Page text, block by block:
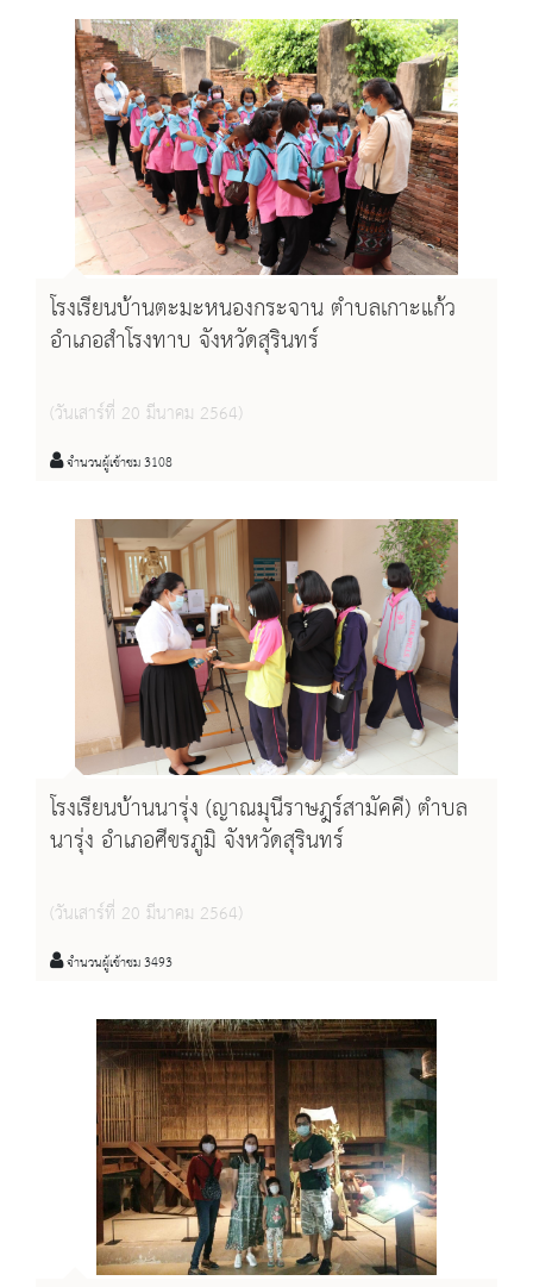
โรงเรียนบ้านตะมะหนองกระจาน ตำบลเกาะแก้ว
อำเภอสำโรงทาบ จังหวัดสุรินทร์
(วันเสาร์ที่ 20 มีนาคม 2564)
จำนวนผู้เข้าชม 3108
โรงเรียนบ้านนารุ่ง (ญาณมุนีราษฎร์สามัคคี) ตำบล
นารุ่ง อำเภอศีขรภูมิ จังหวัดสุรินทร์
(วันเสาร์ที่ 20 มีนาคม 2564)
จำนวนผู้เข้าชม 3493